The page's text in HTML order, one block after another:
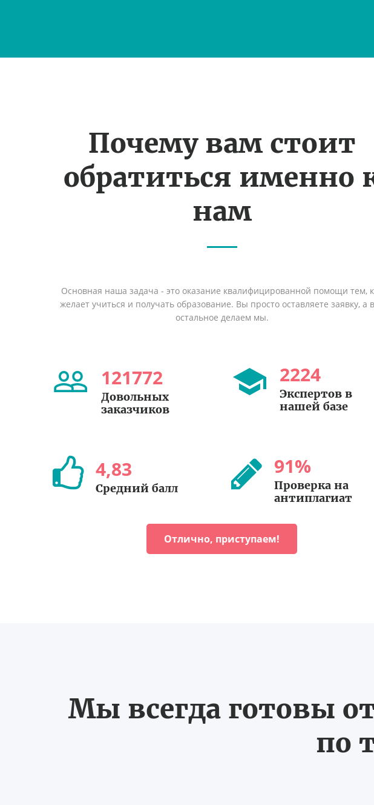
Почему вам стоит
обратиться именно
нам
Основная наша задача - это оказание квалифицированной помощи тем,
желает учиться и получать образование. Вы просто оставляете заявку, а
остальное делаем мы.
121772
Довольных
заказчиков
2224
Экспертов в
нашей базе
4,83
Средний балл
91%
Проверка на
антиплагиат
Отлично, приступаем!
Мы всегда готовы
по